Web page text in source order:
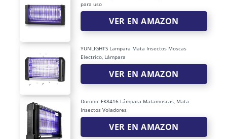
para uso
VER EN AMAZON
YUNLIGHTS Lampara Mata Insectos Moscas
Electrico, Lámpara
VER EN AMAZON
Duronic FK8416 Lámpara Matamoscas, Mata
Insectos Voladores
VER EN AMAZON